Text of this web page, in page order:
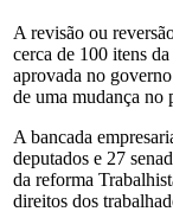
A revisão ou
cerca de 100 itens
aprovada no
de uma mudança no
A bancada
deputados e 27
da reforma
direitos dos